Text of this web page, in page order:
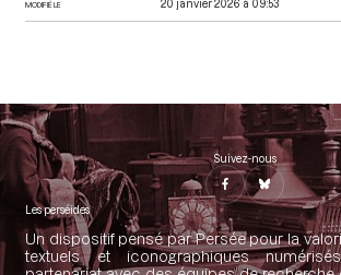
MODIFIÉ LE 20 janvier 2026 à 09:53
Suivez-nous
Les perséides
Un dispositif pensé par Persée pour la
textuels et iconographiques